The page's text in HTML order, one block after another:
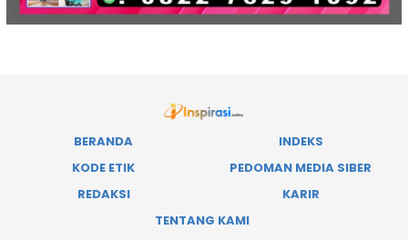
BERANDA
INDEKS
KODE ETIK
PEDOMAN MEDIA SIBER
REDAKSI
KARIR
TENTANG KAMI